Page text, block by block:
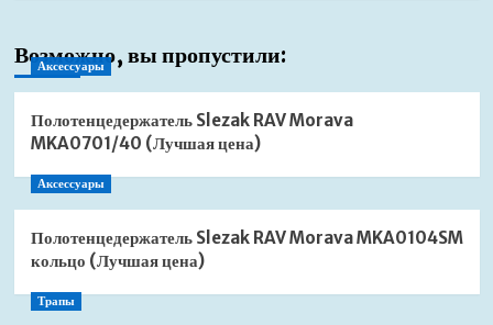
Возможно, вы пропустили:
Аксессуары
Полотенцедержатель Slezak RAV Morava
MKA0701/40 (Лучшая цена)
Аксессуары
Полотенцедержатель Slezak RAV Morava MKA0104SM
кольцо (Лучшая цена)
Трапы